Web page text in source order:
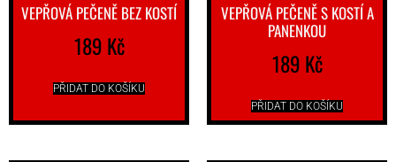
VEPŘOVÁ PEČENĚ BEZ KOSTÍ
189 Kč
PŘIDAT DO KOŠÍKU
VEPŘOVÁ PEČENĚ S KOSTÍ A
PANENKOU
189 Kč
PŘIDAT DO KOŠÍKU